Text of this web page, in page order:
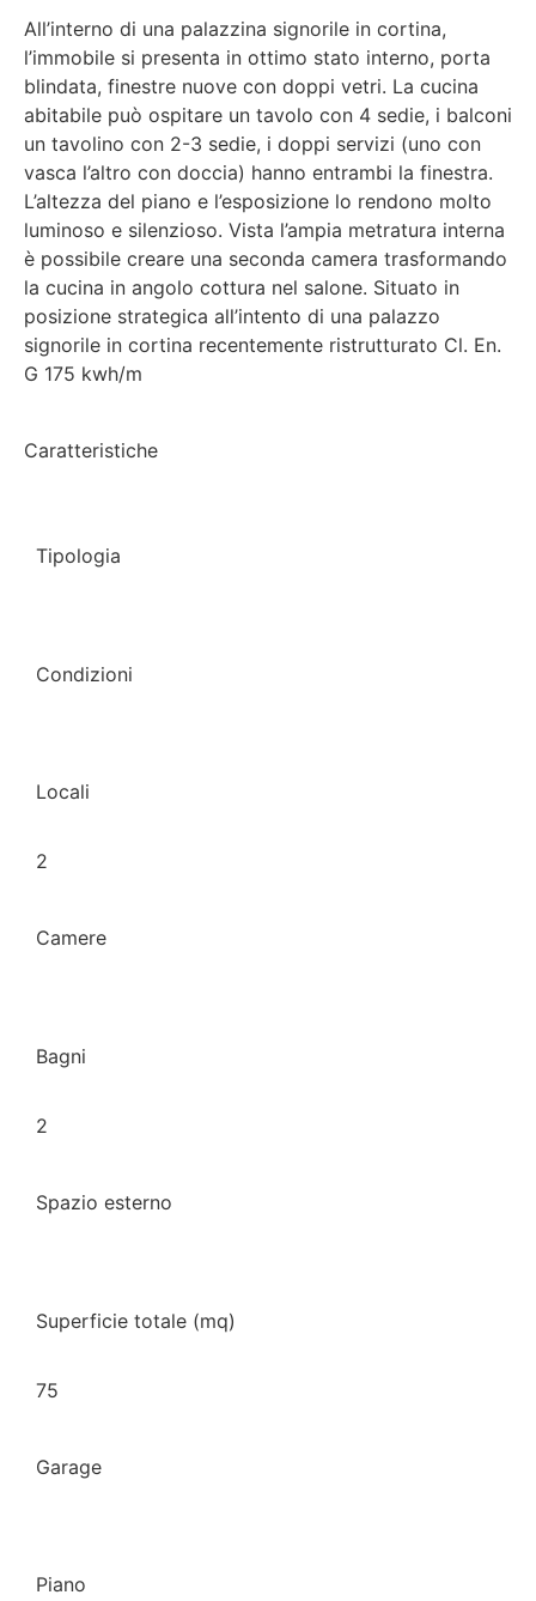
All’interno di una palazzina signorile in cortina,
l’immobile si presenta in ottimo stato interno, porta
blindata, finestre nuove con doppi vetri. La cucina
abitabile può ospitare un tavolo con 4 sedie, i balconi
un tavolino con 2-3 sedie, i doppi servizi (uno con
vasca l’altro con doccia) hanno entrambi la finestra.
L’altezza del piano e l’esposizione lo rendono molto
luminoso e silenzioso. Vista l’ampia metratura interna
è possibile creare una seconda camera trasformando
la cucina in angolo cottura nel salone. Situato in
posizione strategica all’intento di una palazzo
signorile in cortina recentemente ristrutturato Cl. En.
G 175 kwh/m
Caratteristiche
Tipologia
Condizioni
Locali
2
Camere
Bagni
2
Spazio esterno
Superficie totale (mq)
75
Garage
Piano